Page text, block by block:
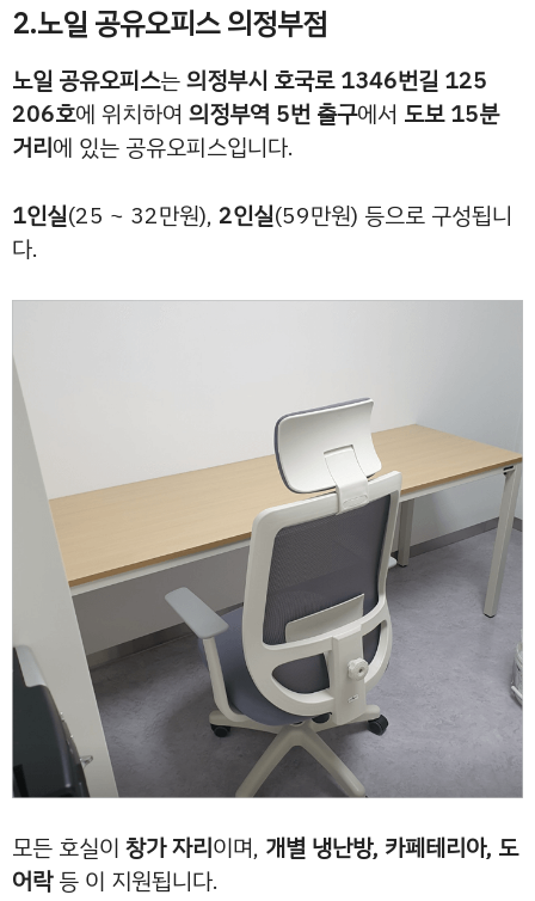
2.노일 공유오피스 의정부점
노일 공유오피스는의정부시 호국로 1346번길 125
206호에 위치하여 의정부역 5번 출구에서 도보 15분
거리에 있는 공유오피스입니다.
1인실(25 ~ 32만원), 2인실(59만원) 등으로 구성됩니
다.
모든 호실이 창가 자리이며, 개별 냉난방, 카페테리아, 도
어락등 이 지원됩니다.